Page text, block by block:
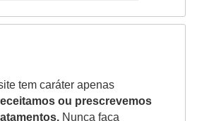
tem caráter apenas
ou prescrevemos
Nunca faça